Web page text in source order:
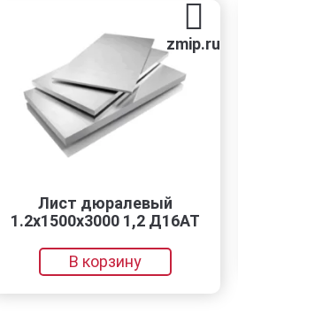
zmip.ru
Лист дюралевый
1.2х1500х3000 1,2 Д16АТ
В корзину